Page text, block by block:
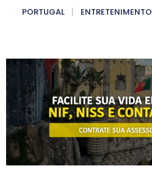
PORTUGAL
ENTRETENIMENTO